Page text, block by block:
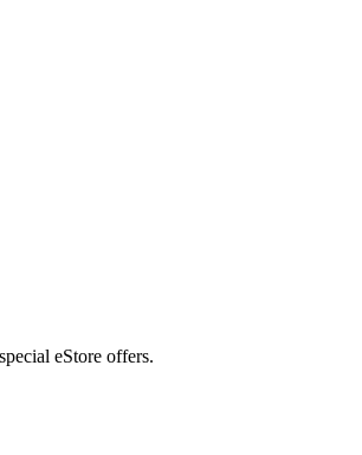
eStore offers.